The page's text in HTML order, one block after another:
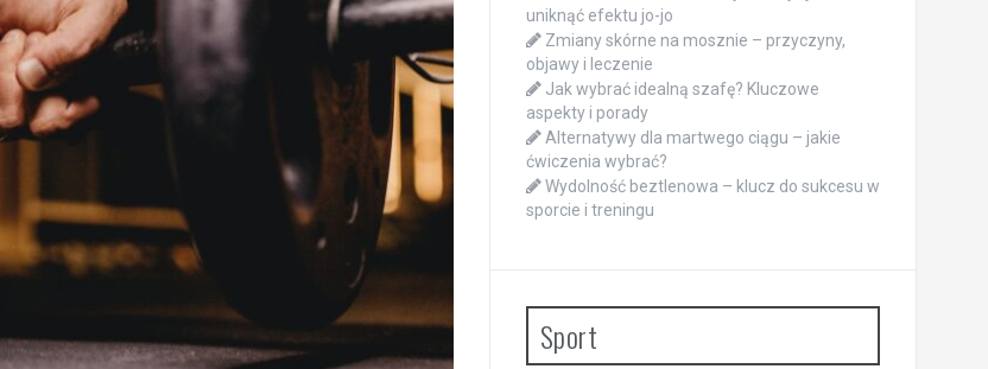
uniknąć efektu jo-jo
Zmiany skórne na mosznie – przyczyny,
objawy i leczenie
Jak wybrać idealną szafę? Kluczowe
aspekty i porady
Alternatywy dla martwego ciągu – jakie
ćwiczenia wybrać?
Wydolność beztlenowa – klucz do sukcesu w
sporcie i treningu
Sport